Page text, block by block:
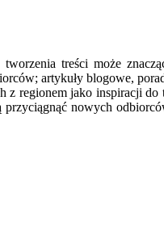
treści może
artykuły blogowe,
z regionem jako inspiracji
nowych